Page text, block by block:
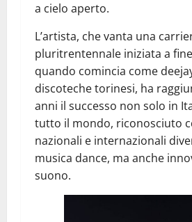
a cielo aperto.
L’artista, che vanta una
pluritrentennale iniziata a fine
quando comincia come
discoteche torinesi, ha
anni il successo non solo in
tutto il mondo, riconosciuto
nazionali e internazionali
musica dance, ma anche
suono.